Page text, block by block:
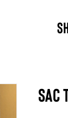
Sac